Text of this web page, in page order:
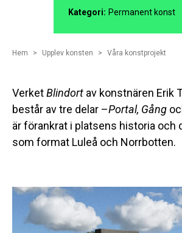
Kategori: Permanent konst
Hem Upplev konsten Våra konstprojekt
VerketBlindort av konstnären Erik
består av tre delar –Portal, Gång
är förankrat i platsens historia och
som format Luleå och Norrbotten.